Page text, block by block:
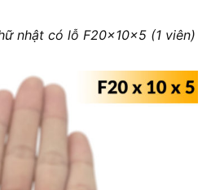
nhật có lỗ F20x10x5 (1 viên)